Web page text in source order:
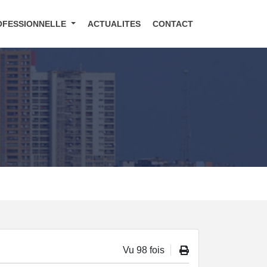
ACTUALITES CONTACT
Vu 98 fois